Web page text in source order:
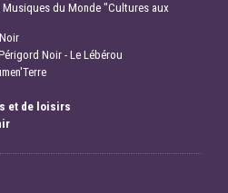
Musiques du Monde "Cultures aux
Noir - Le Lébérou
et de loisirs